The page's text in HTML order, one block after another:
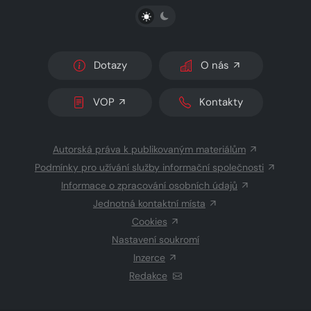
PŘEPNOUT SVĚTLÝ/TMAVÝ REŽIM
Dotazy O nás
VOP Kontakty
Autorská práva k publikovaným materiálům
Podmínky pro užívání služby informační společnosti
Informace o zpracování osobních údajů
Jednotná kontaktní místa
Cookies
Nastavení soukromí
Inzerce
Redakce